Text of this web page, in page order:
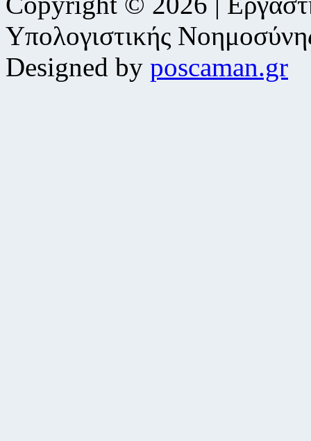
Υπολογιστικής
Designed by poscaman.gr